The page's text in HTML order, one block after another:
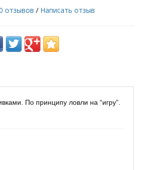
отзывов / Написать отзыв
По принципу ловли на “игру”.